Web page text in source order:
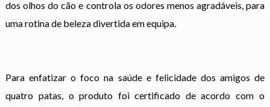
dos olhos do cão e controla os odores menos agradáveis, para
uma rotina de beleza divertida em equipa.
Para enfatizar o foco na saúde e felicidade dos amigos de
quatro patas, o produto foi certificado de acordo com o